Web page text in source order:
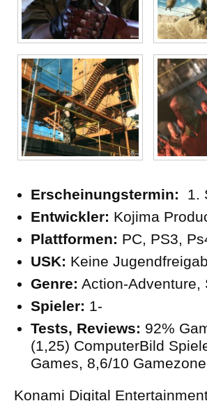
Erscheinungstermin: 1.
Entwickler: Kojima
Plattformen: PC, PS3,
USK: Keine
Genre: Action-Adventure,
Spieler: 1-
Tests, Reviews: 92%
(1,25) ComputerBild
Games, 8,6/10 Gamezone
Konami Digital